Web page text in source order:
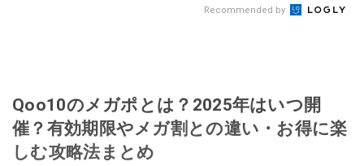
Recommended by
Qoo10のメガポとは？2025年はいつ開
催？有効期限やメガ割との違い・お得に楽
しむ攻略法まとめ